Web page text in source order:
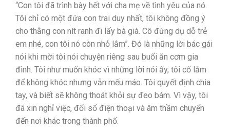
“Con tôi đã trình bày hết với cha mẹ về tình yêu của nó.
Tôi chỉ có một đứa con trai duy nhất, tôi không đồng ý
cho thằng con nít ranh đi lấy bà già. Cô đừng dụ dỗ trẻ
em nhé, con tôi nó còn nhỏ lắm”. Đó là những lời bác gái
nói khi mời tôi nói chuyện riêng sau buổi ăn cơm gia
đình. Tôi như muốn khóc vì những lời nói ấy, tôi cố lắm
để không khóc nhưng vẫn mếu máo. Tôi quyết định chia
tay, và biết sẽ không thoát khỏi sự đeo bám. Vì vậy, tôi
đã xin nghỉ việc, đổi số điện thoại và âm thầm chuyển
đến nơi khác trong thành phố.